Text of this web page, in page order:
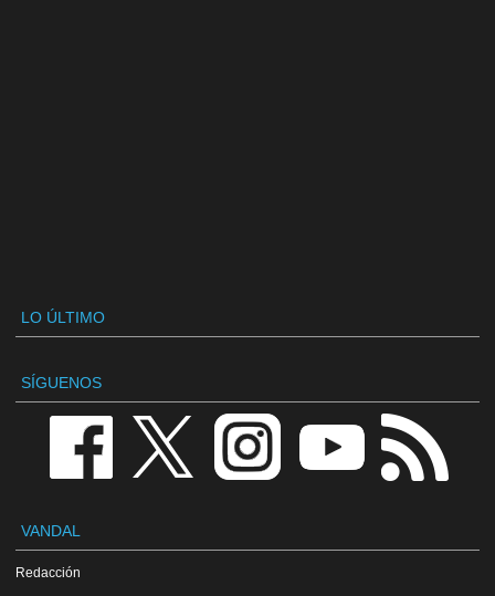
LO ÚLTIMO
SÍGUENOS
VANDAL
Redacción